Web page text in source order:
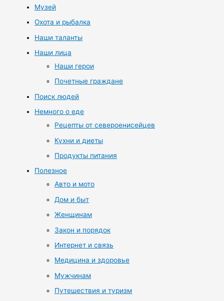
Музей
Охота и рыбалка
Наши таланты
Наши лица
Наши герои
Почетные граждане
Поиск людей
Немного о еде
Рецепты от североенисейцев
Кухни и диеты
Продукты питания
Полезное
Авто и мото
Дом и быт
Женщинам
Закон и порядок
Интернет и связь
Медицина и здоровье
Мужчинам
Путешествия и туризм